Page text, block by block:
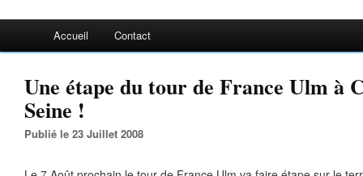
Accueil Contact
Une étape du tour de France Ulm à
Seine !
Publié le 23 Juillet 2008